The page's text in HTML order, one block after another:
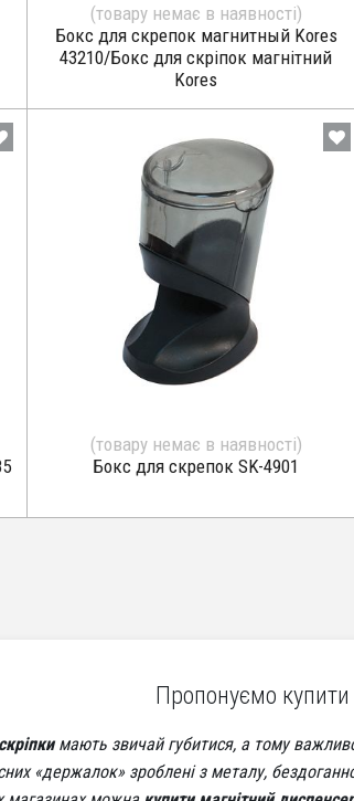
(товару немає в наявності)
Бокс для скрепок магнитный Kores
43210/Бокс для скріпок магнітний
Kores
(товару немає в наявності)
Бокс для скрепок SK-4901
Пропонуємо купити
мають звичай губитися, а тому важливо
«держалок» зроблені з металу,